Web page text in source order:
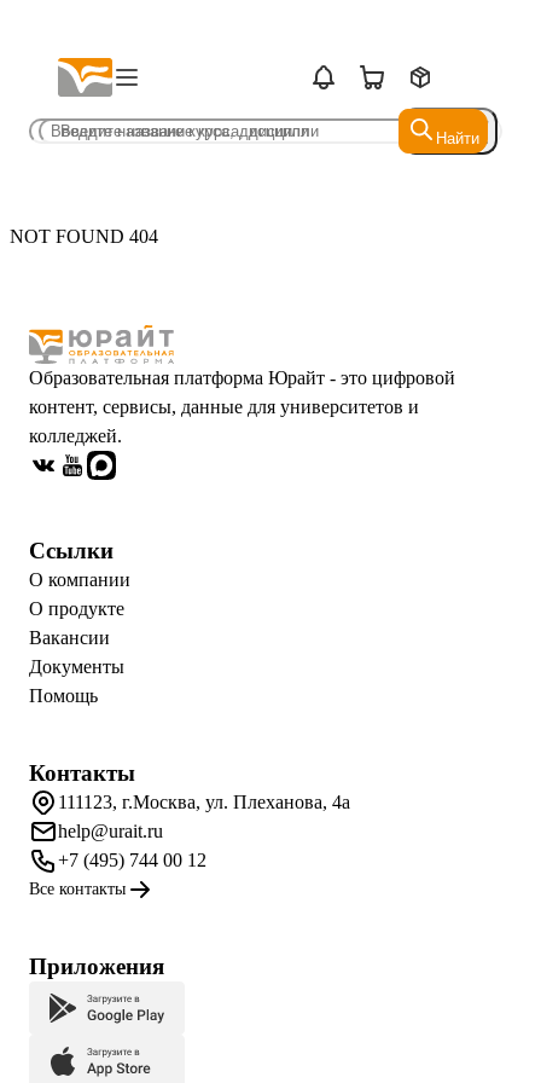
Найти
Найти
NOT FOUND 404
Образовательная платформа Юрайт - это цифровой
контент, сервисы, данные для университетов и
колледжей.
Ссылки
О компании
О продукте
Вакансии
Документы
Помощь
Контакты
111123, г.Москва, ул. Плеханова, 4а
help@urait.ru
+7 (495) 744 00 12
Все контакты
Приложения